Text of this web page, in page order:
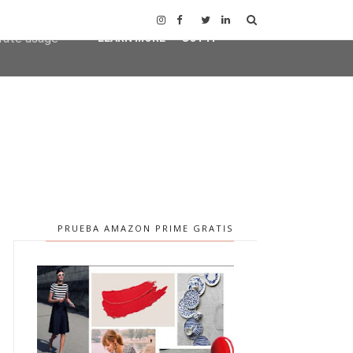
PRUEBA AMAZON PRIME GRATIS
agent
usage
LEARN MORE GOT IT